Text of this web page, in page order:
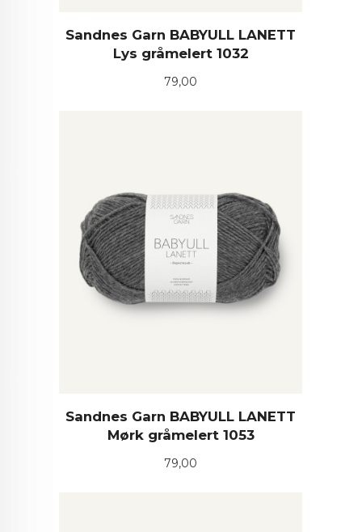
Sandnes Garn BABYULL LANETT
Lys gråmelert 1032
Pris
79,00
Sandnes Garn BABYULL LANETT
Mørk gråmelert 1053
Pris
79,00